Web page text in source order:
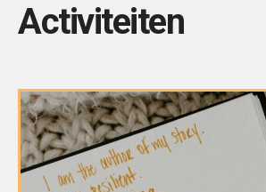
Activiteiten